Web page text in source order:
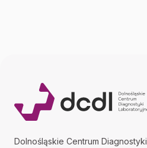
Dolnośląskie Centrum Diagnostyki